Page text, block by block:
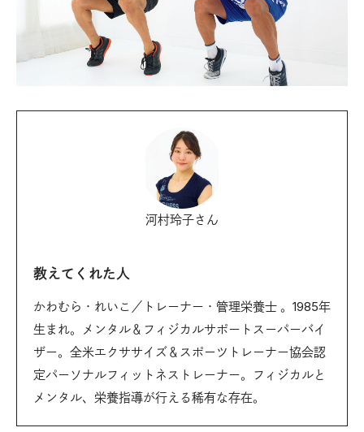
河村玲子さん
教えてくれた人
かわむら・れいこ／トレーナー・管理栄養士 。1985年
生まれ。メンタル＆フィジカルサポートスーパーバイ
ザー。全米エクササイズ＆スポーツトレーナー協会認
定パーソナルフィットネストレーナー。フィジカルと
メンタル、栄養指導が行える稀有な存在。